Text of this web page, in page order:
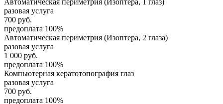
разовая услуга
700 руб.
предоплата 100%
Автоматическая периметрия (Изоптера, 2 глаза)
разовая услуга
1 000 руб.
предоплата 100%
Компьютерная кератотопография глаз
разовая услуга
700 руб.
предоплата 100%